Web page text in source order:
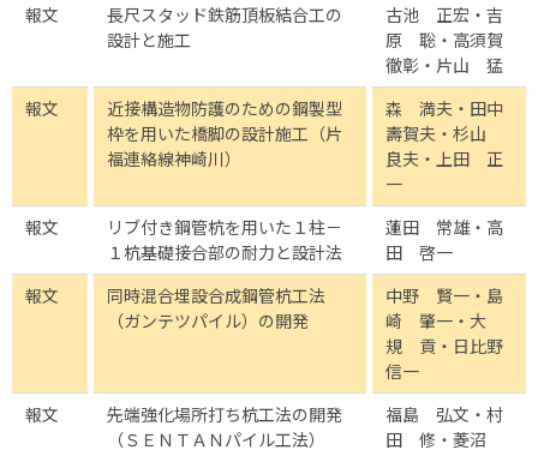
報文
長尺スタッド鉄筋頂板結合工の
設計と施工
古池 正宏・吉
原 聡・高須賀
徹彰・片山 猛
報文
近接構造物防護のための鋼製型
枠を用いた橋脚の設計施工（片
福連絡線神崎川）
森 満夫・田中
壽賀夫・杉山
良夫・上田 正
一
報文
リブ付き鋼管杭を用いた１柱－
１杭基礎接合部の耐力と設計法
蓮田 常雄・高
田 啓一
報文
同時混合埋設合成鋼管杭工法
（ガンテツパイル）の開発
中野 賢一・島
崎 肇一・大
規 貢・日比野
信一
報文
先端強化場所打ち杭工法の開発
（ＳＥＮＴＡＮパイル工法）
福島 弘文・村
田 修・菱沼